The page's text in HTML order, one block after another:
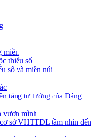
miền
thiểu số
số và miền núi
tảng tư tưởng của Đảng
vươn mình
sở VHTTDL tầm nhìn đến